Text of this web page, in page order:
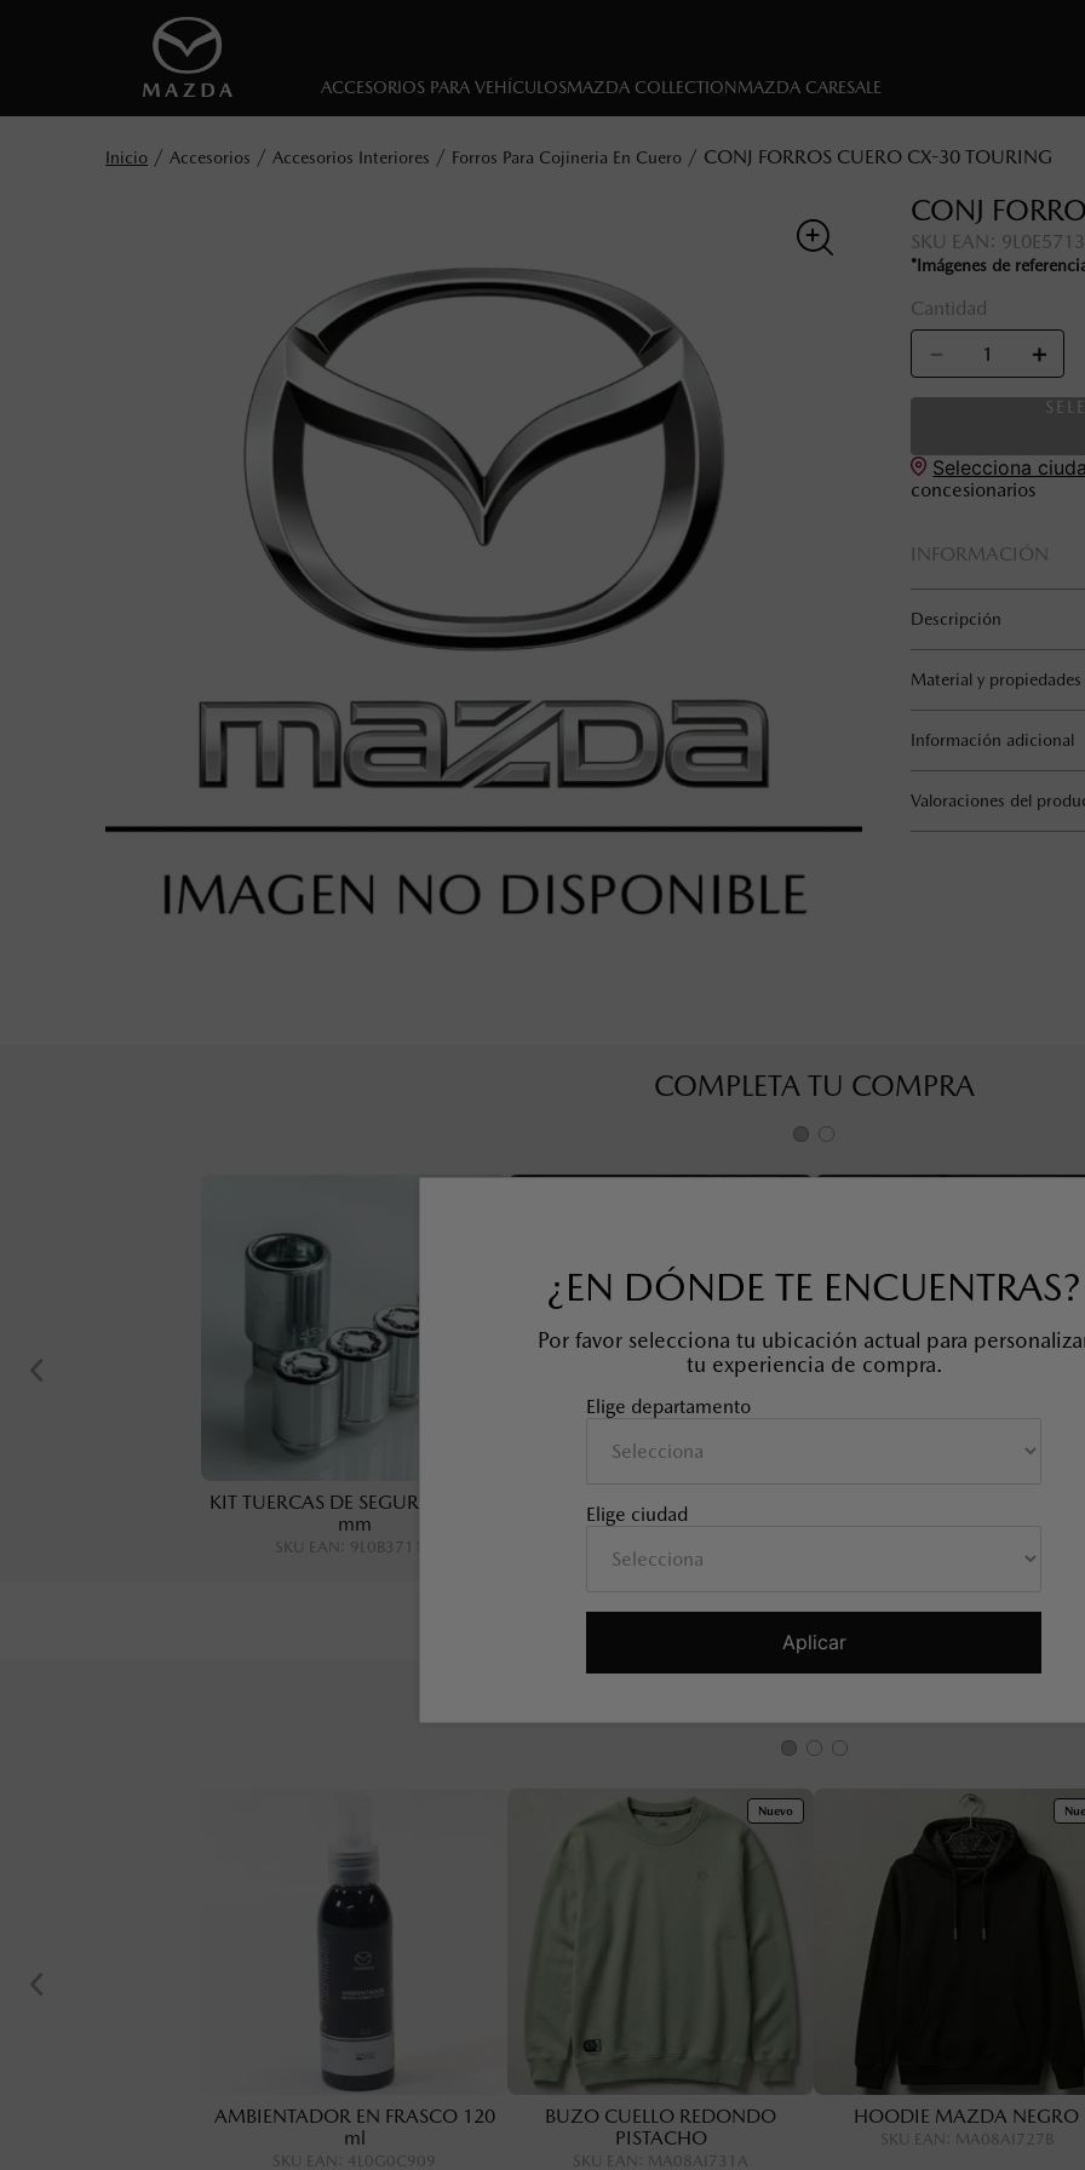
¿EN DÓNDE TE ENCUENTRAS?
Por favor selecciona tu ubicación actual para
tu experiencia de compra.
Elige departamento
Elige ciudad
Aplicar
ACCESORIOS PARA VEHÍCULOSMAZDA COLLECTIONMAZDA CARESALE
Accesorios Accesorios Interiores Forros Para Cojineria En Cuero CONJ FORROS CUERO CX-30 TOURING
CONJ
SKU EAN :
*Imágenes de
Cantidad
＋
－
Selecciona
concesionarios
INFORMACIÓN
Descripción
Material y propiedades
Información adicional
Valoraciones del
COMPLETA TU COMPRA
KIT TUERCAS DE SEGURIDAD, 21
mm
SKU EAN : 9L0B37118
SOBRETAPETE TODO CLIMA
MAZDA CX-50
SKU EAN
AMBIENTADOR EN FRASCO 120
ml
SKU EAN : 4L0G0C909
Nuevo
BUZO CUELLO REDONDO
PISTACHO
SKU EAN : MA08AI731A
HOODIE MAZDA NEGRO
SKU EAN : MA08AI727B